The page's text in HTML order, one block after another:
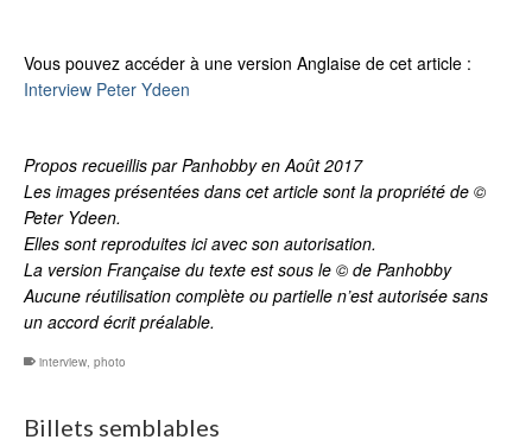
Vous pouvez accéder à une version Anglaise de cet article :
Interview Peter Ydeen
Propos recueillis par Panhobby en Août 2017
Les images présentées dans cet article sont la propriété de ©
Peter Ydeen.
Elles sont reproduites ici avec son autorisation.
La version Française du texte est sous le © de Panhobby
Aucune réutilisation complète ou partielle n’est autorisée sans
un accord écrit préalable.
interview photo
Billets semblables